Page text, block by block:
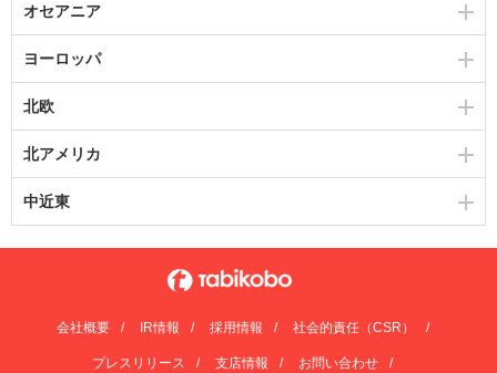
オセアニア
ヨーロッパ
北欧
北アメリカ
中近東
会社概要 IR情報 採用情報 社会的責任（CSR）
プレスリリース 支店情報 お問い合わせ